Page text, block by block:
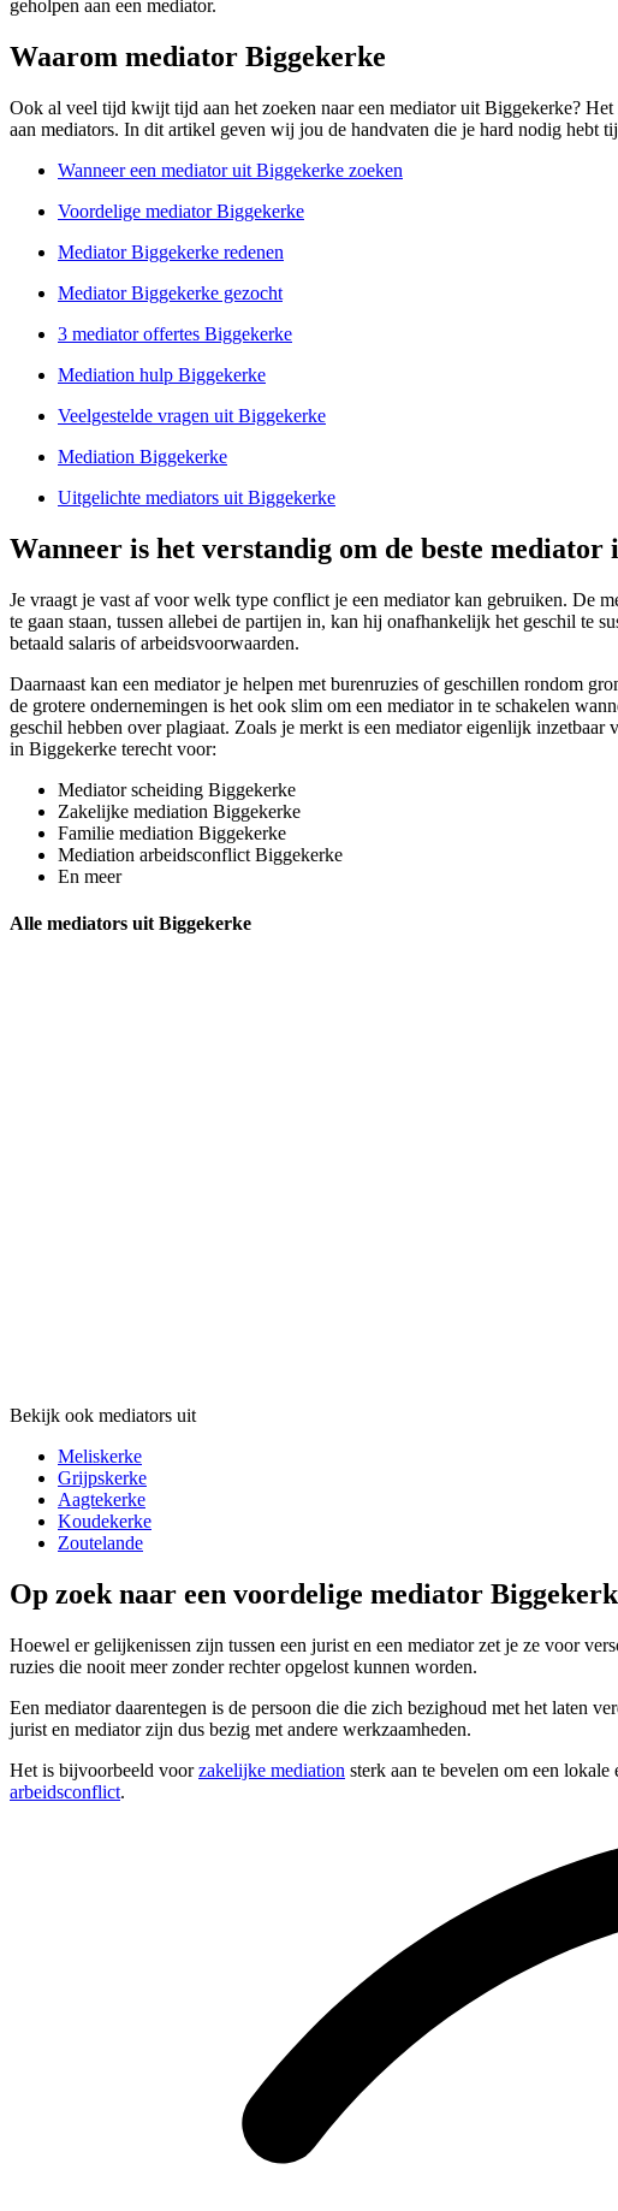
geholpen aan een mediator.
Waarom mediator Biggekerke
Ook al veel tijd kwijt tijd aan het zoeken naar een mediator uit Biggekerke?
aan mediators. In dit artikel geven wij jou de handvaten die je hard nodig hebt
Wanneer een mediator uit Biggekerke zoeken
Voordelige mediator Biggekerke
Mediator Biggekerke redenen
Mediator Biggekerke gezocht
3 mediator offertes Biggekerke
Mediation hulp Biggekerke
Veelgestelde vragen uit Biggekerke
Mediation Biggekerke
Uitgelichte mediators uit Biggekerke
Wanneer is het verstandig om de beste mediator
Je vraagt je vast af voor welk type conflict je een mediator kan gebruiken. De
te gaan staan, tussen allebei de partijen in, kan hij onafhankelijk het geschil te
betaald salaris of arbeidsvoorwaarden.
Daarnaast kan een mediator je helpen met burenruzies of geschillen rondom
de grotere ondernemingen is het ook slim om een mediator in te schakelen
geschil hebben over plagiaat. Zoals je merkt is een mediator eigenlijk
in Biggekerke terecht voor:
Mediator scheiding Biggekerke
Zakelijke mediation Biggekerke
Familie mediation Biggekerke
Mediation arbeidsconflict Biggekerke
En meer
Alle mediators uit Biggekerke
Bekijk ook mediators uit
Meliskerke
Grijpskerke
Aagtekerke
Koudekerke
Zoutelande
Op zoek naar een voordelige mediator
Hoewel er gelijkenissen zijn tussen een jurist en een mediator zet je ze voor
ruzies die nooit meer zonder rechter opgelost kunnen worden.
Een mediator daarentegen is de persoon die die zich bezighoud met het laten
jurist en mediator zijn dus bezig met andere werkzaamheden.
Het is bijvoorbeeld voorzakelijke mediation sterk aan te bevelen om een
arbeidsconflict.